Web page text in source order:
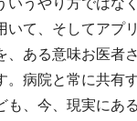
いて、そしてアプ
、ある意味お医者
。病院と常に共有
も、今、現実にあ